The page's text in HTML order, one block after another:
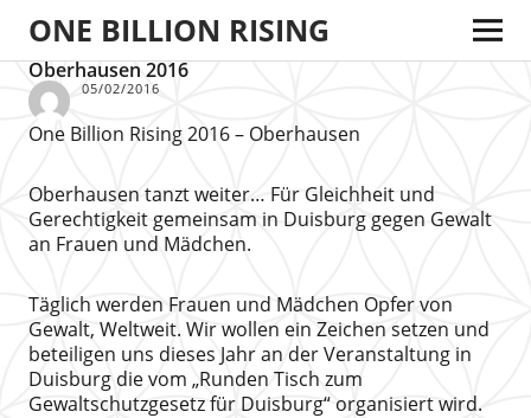
ONE BILLION RISING
Oberhausen 2016
05/02/2016
One Billion Rising 2016 – Oberhausen
Oberhausen tanzt weiter… Für Gleichheit und
Gerechtigkeit gemeinsam in Duisburg gegen Gewalt
an Frauen und Mädchen.
Täglich werden Frauen und Mädchen Opfer von
Gewalt, Weltweit. Wir wollen ein Zeichen setzen und
beteiligen uns dieses Jahr an der Veranstaltung in
Duisburg die vom „Runden Tisch zum
Gewaltschutzgesetz für Duisburg“ organisiert wird.